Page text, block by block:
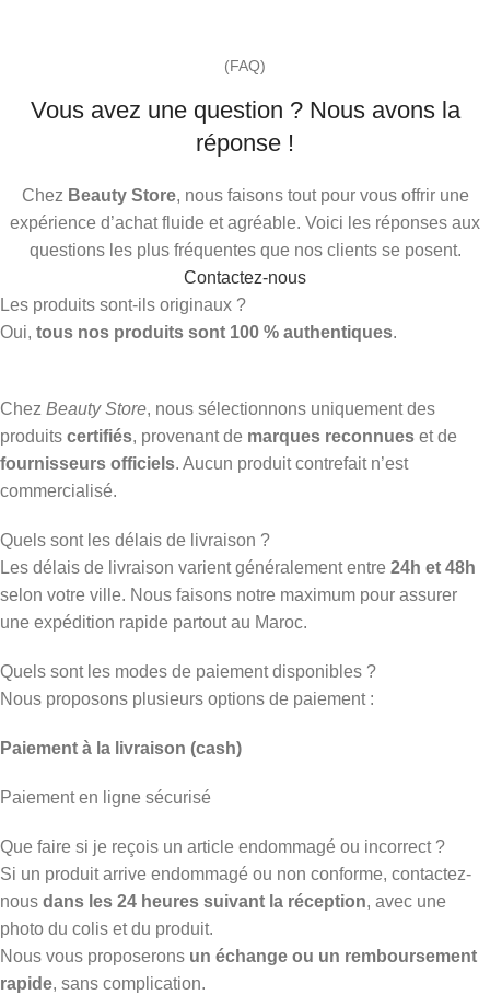
(FAQ)
Vous avez une question ? Nous avons la
réponse !
Chez Beauty Store, nous faisons tout pour vous offrir une
expérience d’achat fluide et agréable. Voici les réponses aux
questions les plus fréquentes que nos clients se posent.
Contactez-nous
Les produits sont-ils originaux ?
Oui, tous nos produits sont 100 % authentiques.
Chez Beauty Store, nous sélectionnons uniquement des
produits certifiés, provenant de marques reconnues et de
fournisseurs officiels. Aucun produit contrefait n’est
commercialisé.
Quels sont les délais de livraison ?
Les délais de livraison varient généralement entre 24h et 48h
selon votre ville. Nous faisons notre maximum pour assurer
une expédition rapide partout au Maroc.
Quels sont les modes de paiement disponibles ?
Nous proposons plusieurs options de paiement :
Paiement à la livraison (cash)
Paiement en ligne sécurisé
Que faire si je reçois un article endommagé ou incorrect ?
Si un produit arrive endommagé ou non conforme, contactez-
nous dans les 24 heures suivant la réception, avec une
photo du colis et du produit.
Nous vous proposerons un échange ou un remboursement
rapide, sans complication.